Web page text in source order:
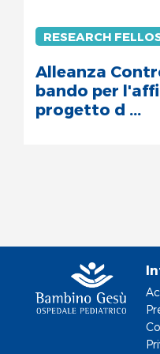
RESEARCH
Alleanza
bando per
progetto d ...